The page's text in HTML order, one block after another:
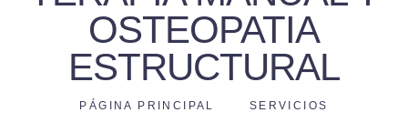
OSTEOPATIA
ESTRUCTURAL
PÁGINA PRINCIPAL SERVICIOS